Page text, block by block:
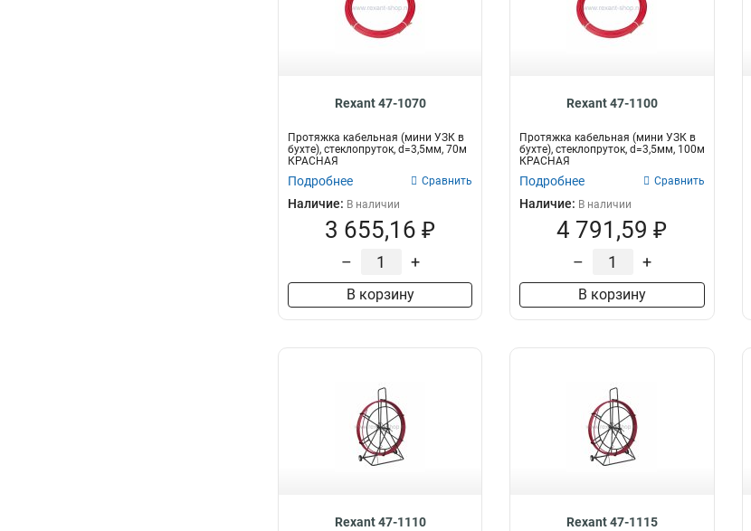
Rexant 47-1070
Протяжка кабельная (мини УЗК в
бухте), стеклопруток, d=3,5мм, 70м
КРАСНАЯ
Подробнее Сравнить
Наличие: В наличии
3 655,16 ₽
– +
В корзину
Rexant 47-1100
Протяжка кабельная (мини УЗК в
бухте), стеклопруток, d=3,5мм, 100м
КРАСНАЯ
Подробнее Сравнить
Наличие: В наличии
4 791,59 ₽
– +
В корзину
Rexant 47-1110 Rexant 47-1115